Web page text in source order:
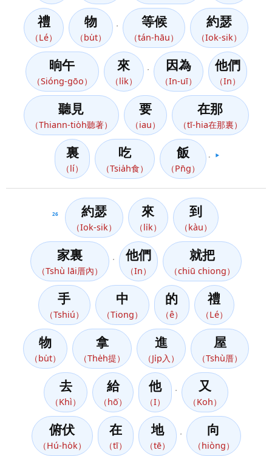
禮
（Lé）
物
（bu̍t）
等候
（tán-hāu）
約瑟
（Iok-sik）
晌午
（Sióng-gōo）
來
（li̍k）
因為
（In-uī）
他們
（In）
聽見
（Thiann-tio̍h聽著）
要
（iau）
在那
（tī-hia在那裏）
裏
（lí）
吃
（Tsia̍h食）
飯
（Pn̄g）
▶️
26 約瑟
（Iok-sik）
來
（li̍k）
到
（kàu）
家裏
（Tshù lāi厝內）
他們
（In）
就把
（chiū chiong）
手
（Tshiú）
中
（Tiong）
的
（ê）
禮
（Lé）
物
（bu̍t）
拿
（The̍h提）
進
（Ji̍p入）
屋
（Tshù厝）
去
（Khì）
給
（hō͘）
他
（I）
又
（Koh）
俯伏
（Hú-ho̍k）
在
（tī）
地
（tē）
向
（hiòng）